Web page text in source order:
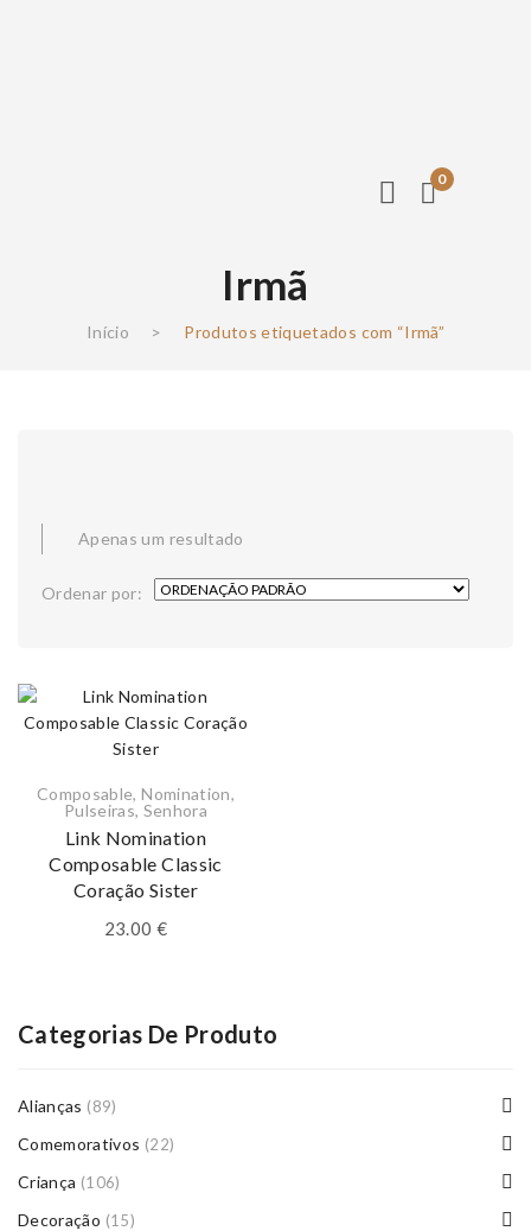
0
Irmã
Início > Produtos etiquetados com “Irmã”
Apenas um resultado
Ordenar por:
Composable,Nomination,
Pulseiras, Senhora
Link Nomination
Composable Classic
Coração Sister
23.00 €
Categorias De Produto
Alianças (89)
Comemorativos (22)
Criança (106)
Decoração (15)